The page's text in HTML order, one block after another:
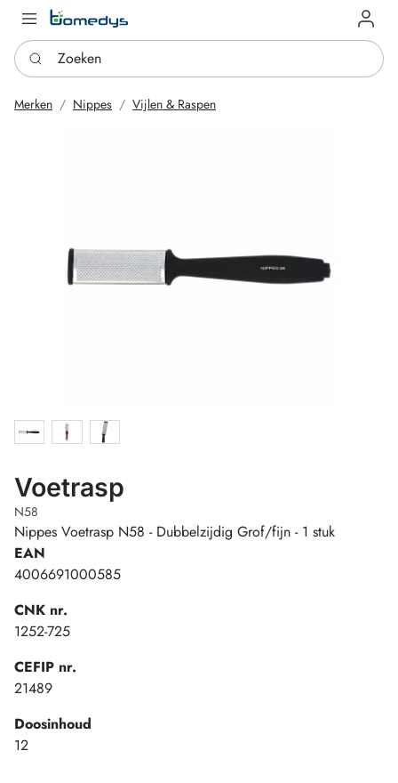
Log in
Zoeken
Merken Nippes Vijlen & Raspen
Voetrasp
N58
Nippes Voetrasp N58 - Dubbelzijdig Grof/fijn - 1 stuk
EAN
4006691000585
CNK nr.
1252-725
CEFIP nr.
21489
Doosinhoud
12